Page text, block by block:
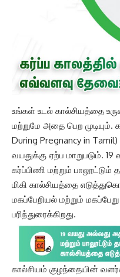
உங்கள் உடல் கால்சியத்தை
மற்றுமே அதை பெற முடியும்.
During Pregnancy in
வயதுக்கு ஏற்ப மாறுபடும்.
கர்ப்பிணி மற்றும்
மிகி கால்சியத்தை
மகப்பேறியல் மற்றும்
பரிந்துரைக்கிறது.
கால்சியம் குழந்தையின்